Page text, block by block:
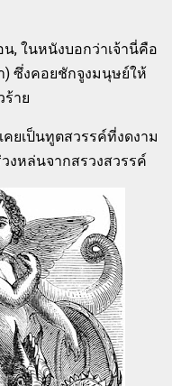
, ในหนังบอกว่าเจ้านี่คือ
) ซึ่งคอยชักจูงมนุษย์ให้
ร้าย
ยเป็นทูตสวรรค์ที่งดงาม
หล่นจากสรวงสวรรค์